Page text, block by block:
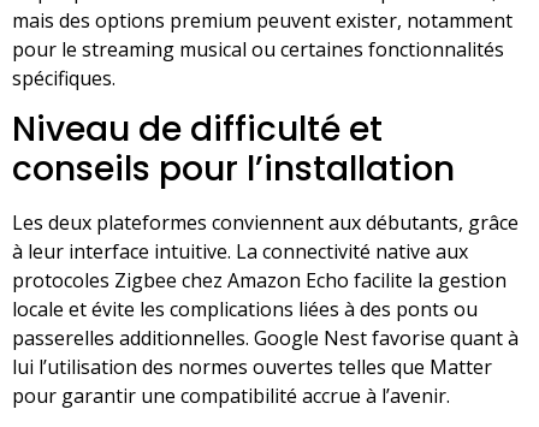
mais des options premium peuvent exister, notamment
pour le streaming musical ou certaines fonctionnalités
spécifiques.
Niveau de difficulté et
conseils pour l’installation
Les deux plateformes conviennent aux débutants, grâce
à leur interface intuitive. La connectivité native aux
protocoles Zigbee chez Amazon Echo facilite la gestion
locale et évite les complications liées à des ponts ou
passerelles additionnelles. Google Nest favorise quant à
lui l’utilisation des normes ouvertes telles que Matter
pour garantir une compatibilité accrue à l’avenir.